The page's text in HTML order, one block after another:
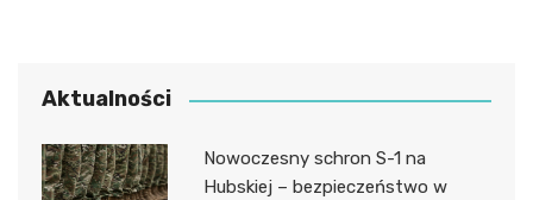
Aktualności
Nowoczesny schron S-1 na
Hubskiej – bezpieczeństwo w